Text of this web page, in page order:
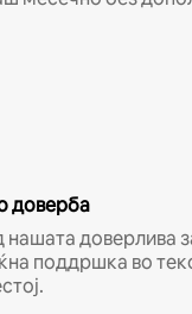
доверба
доверлива
поддршка во